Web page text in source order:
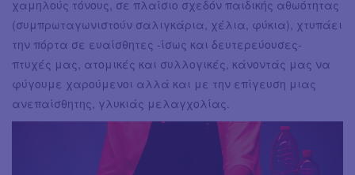
χαμηλούς τόνους, σε πλαίσιο σχεδόν παιδικής αθωότητας
(συμπρωταγωνιστούν σαλιγκάρια, χέλια, φύκια), χτυπάει
την πόρτα σε ευαίσθητες -ίσως και δευτερεύουσες-
πτυχές μας, ατομικές και συλλογικές, κάνοντάς μας να
φύγουμε χαρούμενοι αλλά και με την επίγευση μιας
ανεπαίσθητης, γλυκιάς μελαγχολίας.